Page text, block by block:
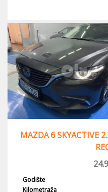
MAZDA 6 SKYACTIVE
Godište
Kilometraža